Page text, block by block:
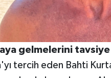
gelmelerini
tercih eden Bahti